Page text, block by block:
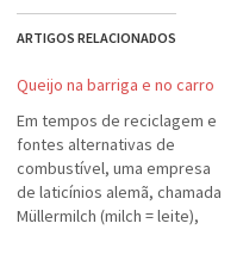
ARTIGOS RELACIONADOS
Queijo na barriga e no carro
Em tempos de reciclagem e
fontes alternativas de
combustível, uma empresa
de laticínios alemã, chamada
Müllermilch (milch = leite),